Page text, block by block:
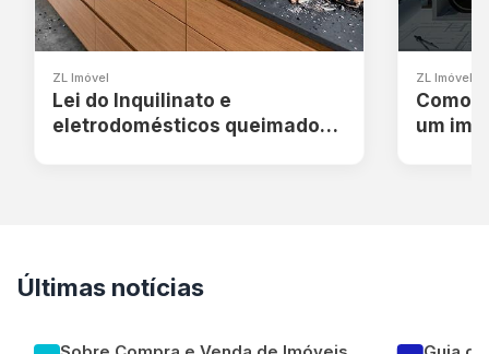
ZL Imóvel
Lei do Inquilinato e
eletrodomésticos queimados:
ZL Imóvel
Como
um
Últimas notícias